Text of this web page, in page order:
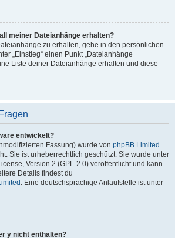
meiner Dateianhänge erhalten?
zu erhalten, gehe in den persönlichen
„Einstieg“ einen Punkt „Dateianhänge
Liste deiner Dateianhänge erhalten und diese
entwickelt?
Fassung) wurde von phpBB Limited
Sie ist urheberrechtlich geschützt. Sie wurde unter
Version 2 (GPL-2.0) veröffentlicht und kann
Details findest du
. Eine deutschsprachige Anlaufstelle ist unter
y nicht enthalten?